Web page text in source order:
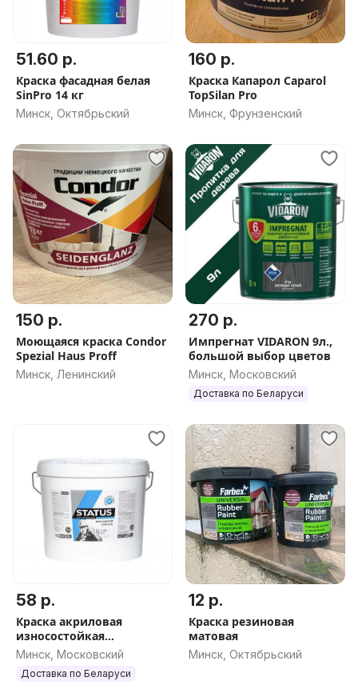
51.60 р.
Краска фасадная белая
SinPro 14 кг
Минск, Октябрьский
160 р.
Краска Капарол Caparol
TopSilan Pro
Минск, Фрунзенский
150 р.
Моющаяся краска Condor
Spezial Haus Proff
Минск, Ленинский
270 р.
Импрегнат VIDARON 9л.,
большой выбор цветов
Минск, Московский
Доставка по Беларуси
58 р.
Краска акриловая
износостойкая
ФАСАДНАЯ для наружных
работ 13 кг
Минск, Московский
Доставка по Беларуси
12 р.
Краска резиновая
матовая
Минск, Октябрьский